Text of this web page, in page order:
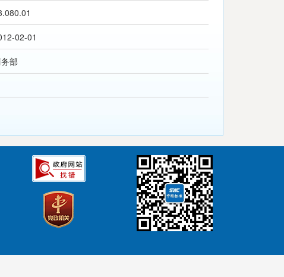
02-01
部